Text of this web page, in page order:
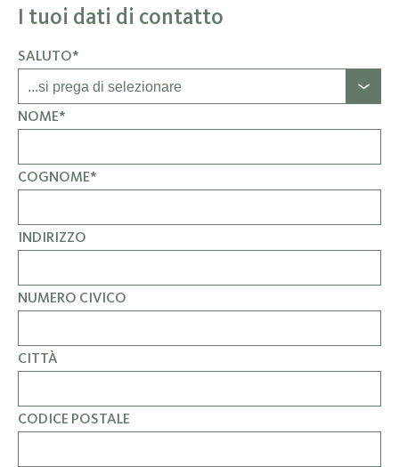
I tuoi dati di contatto
SALUTO*
NOME*
COGNOME*
INDIRIZZO
NUMERO CIVICO
CITTÀ
CODICE POSTALE